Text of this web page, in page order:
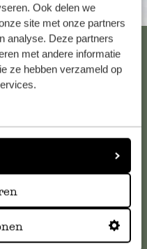
Ook delen we
site met onze partners
analyse. Deze partners
met andere informatie
ze hebben verzameld op
conseil ou d’aide,
Ou retrouvez ici
fréquemment posées.